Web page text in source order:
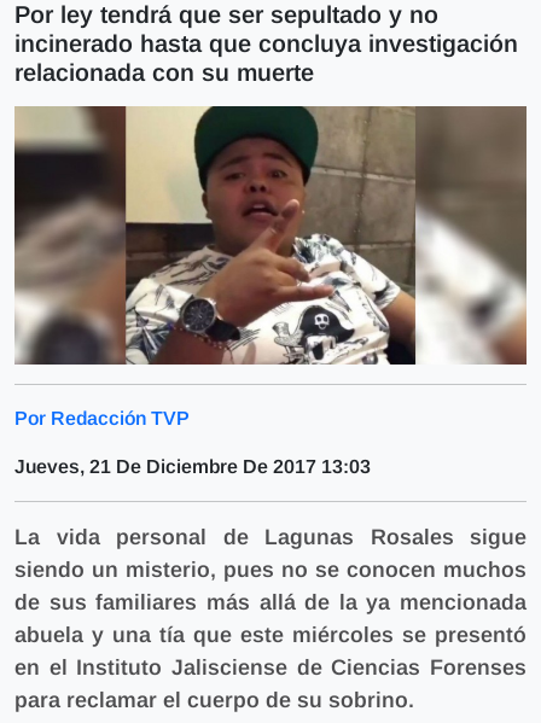
Por ley tendrá que ser sepultado y no
incinerado hasta que concluya investigación
relacionada con su muerte
Por Redacción TVP
Jueves, 21 De Diciembre De 2017 13:03
La vida personal de Lagunas Rosales sigue
siendo un misterio, pues no se conocen muchos
de sus familiares más allá de la ya mencionada
abuela y una tía que este miércoles se presentó
en el Instituto Jalisciense de Ciencias Forenses
para reclamar el cuerpo de su sobrino.